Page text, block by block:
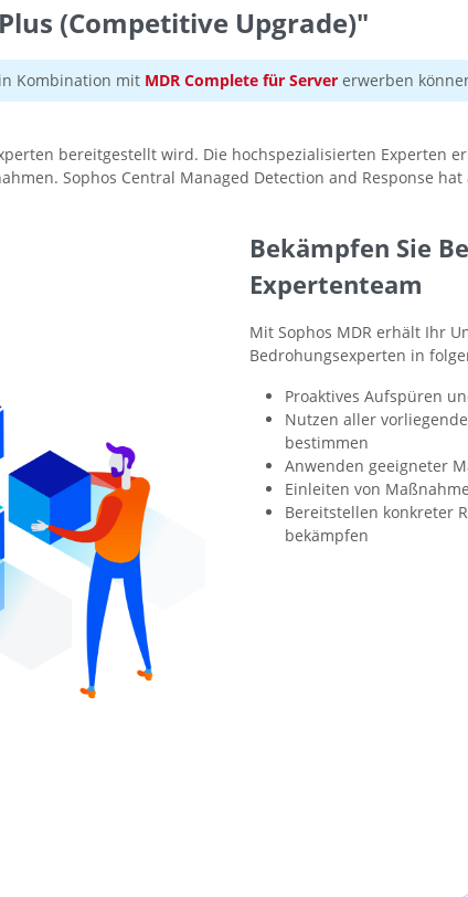
(Competitive Upgrade)"
Kombination mit MDR Complete für Server erwerben
bereitgestellt wird. Die hochspezialisierten Experten
Sophos Central Managed Detection and Response
Bekämpfen Sie
Expertenteam
Mit Sophos MDR erhält Ihr
Bedrohungsexperten in
Proaktives Aufspüren
Nutzen aller
bestimmen
Anwenden geeigneter
Einleiten von
Bereitstellen konkreter
bekämpfen